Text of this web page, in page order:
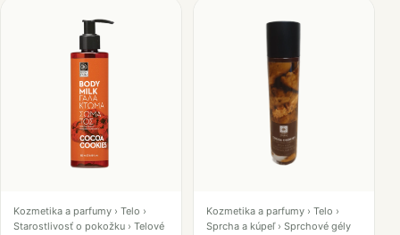
Kozmetika a parfumy › Telo ›
Starostlivosť o pokožku › Telové
Kozmetika a parfumy › Telo ›
Sprcha a kúpeľ › Sprchové gély